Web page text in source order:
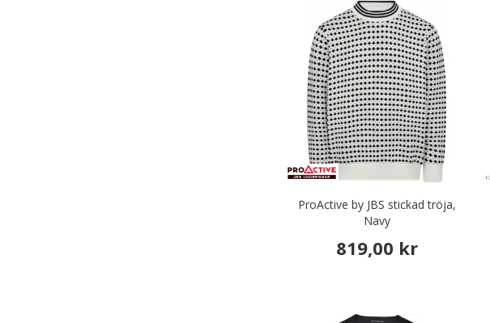
ProActive by JBS stickad tröja,
Navy
819,00 kr